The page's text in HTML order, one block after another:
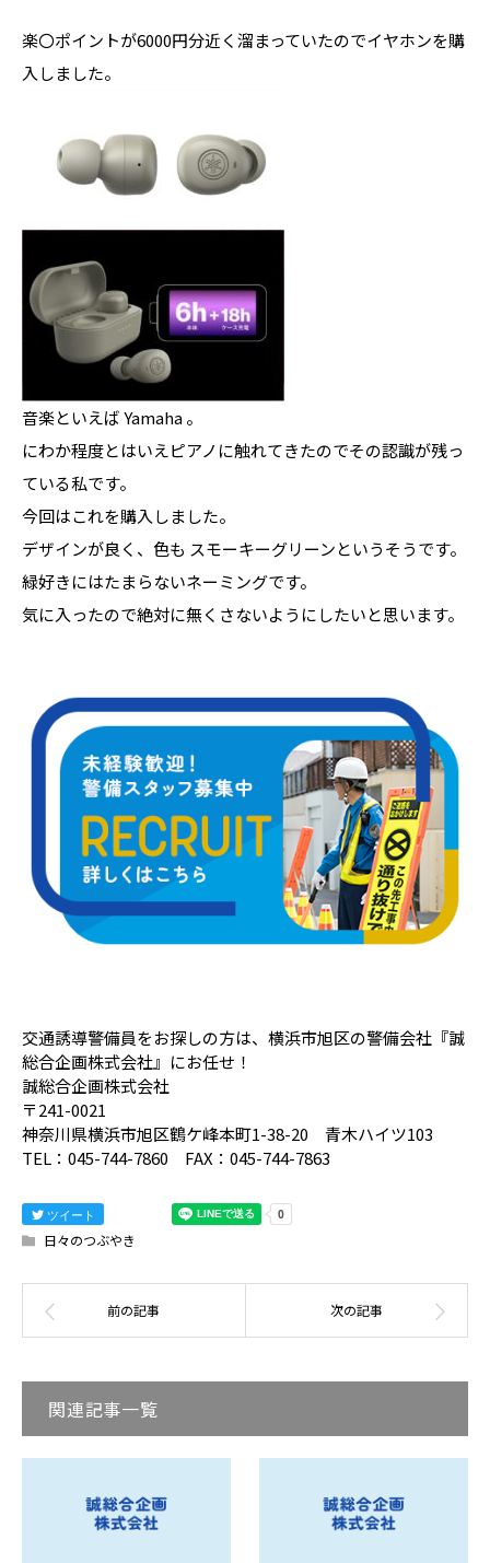
楽〇ポイントが6000円分近く溜まっていたのでイヤホンを購
入しました。
音楽といえば Yamaha 。
にわか程度とはいえピアノに触れてきたのでその認識が残っ
ている私です。
今回はこれを購入しました。
デザインが良く、色も スモーキーグリーンというそうです。
緑好きにはたまらないネーミングです。
気に入ったので絶対に無くさないようにしたいと思います。
交通誘導警備員をお探しの方は、横浜市旭区の警備会社『誠
総合企画株式会社』にお任せ！
誠総合企画株式会社
〒241-0021
神奈川県横浜市旭区鶴ケ峰本町1-38-20 青木ハイツ103
TEL：045-744-7860 FAX：045-744-7863
ツイート
日々のつぶやき
関連記事一覧